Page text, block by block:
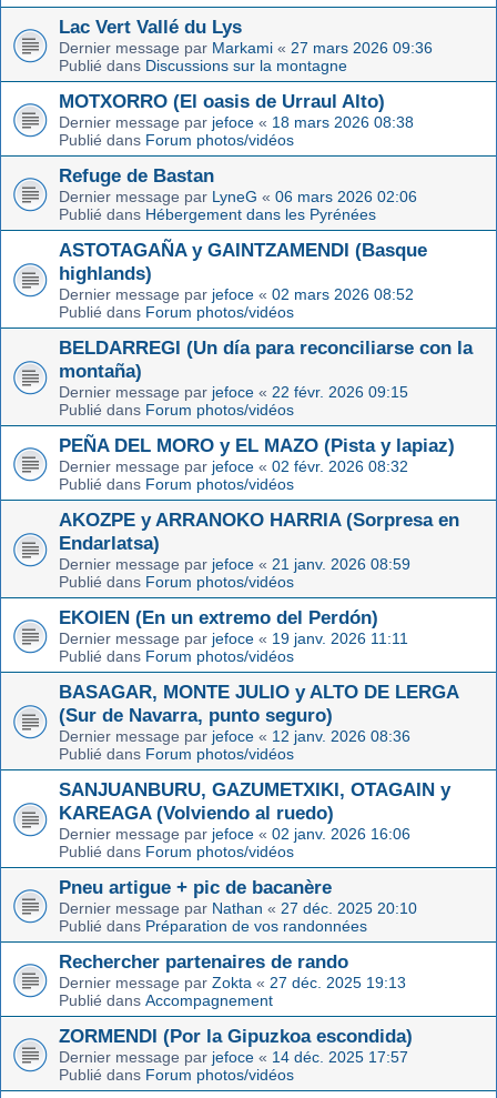
Lac Vert Vallé du Lys
Dernier message par Markami « 27 mars 2026 09:36
Publié dans Discussions sur la montagne
MOTXORRO (El oasis de Urraul Alto)
Dernier message par jefoce « 18 mars 2026 08:38
Publié dans Forum photos/vidéos
Refuge de Bastan
Dernier message par LyneG « 06 mars 2026 02:06
Publié dans Hébergement dans les Pyrénées
ASTOTAGAÑA y GAINTZAMENDI (Basque
highlands)
Dernier message par jefoce « 02 mars 2026 08:52
Publié dans Forum photos/vidéos
BELDARREGI (Un día para reconciliarse con la
montaña)
Dernier message par jefoce « 22 févr. 2026 09:15
Publié dans Forum photos/vidéos
PEÑA DEL MORO y EL MAZO (Pista y lapiaz)
Dernier message par jefoce « 02 févr. 2026 08:32
Publié dans Forum photos/vidéos
AKOZPE y ARRANOKO HARRIA (Sorpresa en
Endarlatsa)
Dernier message par jefoce « 21 janv. 2026 08:59
Publié dans Forum photos/vidéos
EKOIEN (En un extremo del Perdón)
Dernier message par jefoce « 19 janv. 2026 11:11
Publié dans Forum photos/vidéos
BASAGAR, MONTE JULIO y ALTO DE LERGA
(Sur de Navarra, punto seguro)
Dernier message par jefoce « 12 janv. 2026 08:36
Publié dans Forum photos/vidéos
SANJUANBURU, GAZUMETXIKI, OTAGAIN y
KAREAGA (Volviendo al ruedo)
Dernier message par jefoce « 02 janv. 2026 16:06
Publié dans Forum photos/vidéos
Pneu artigue + pic de bacanère
Dernier message par Nathan « 27 déc. 2025 20:10
Publié dans Préparation de vos randonnées
Rechercher partenaires de rando
Dernier message par Zokta « 27 déc. 2025 19:13
Publié dans Accompagnement
ZORMENDI (Por la Gipuzkoa escondida)
Dernier message par jefoce « 14 déc. 2025 17:57
Publié dans Forum photos/vidéos